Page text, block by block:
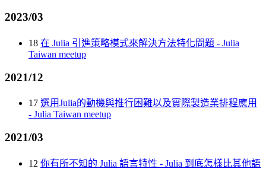
2023/03
18 在 Julia 引進策略模式來解決方法特化問題 - Julia
Taiwan meetup
2021/12
17 選用Julia的動機與推行困難以及實際製造業排程應用
- Julia Taiwan meetup
2021/03
12 你有所不知的 Julia 語言特性 - Julia 到底怎樣比其他語